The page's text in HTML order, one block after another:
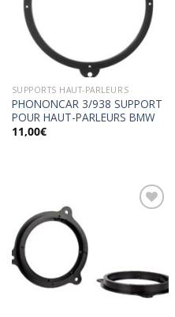
Ajouter
à la
wishlist
SUPPORTS HAUT-PARLEURS
PHONONCAR 3/938 SUPPORT
POUR HAUT-PARLEURS BMW
11,00€
wishlist